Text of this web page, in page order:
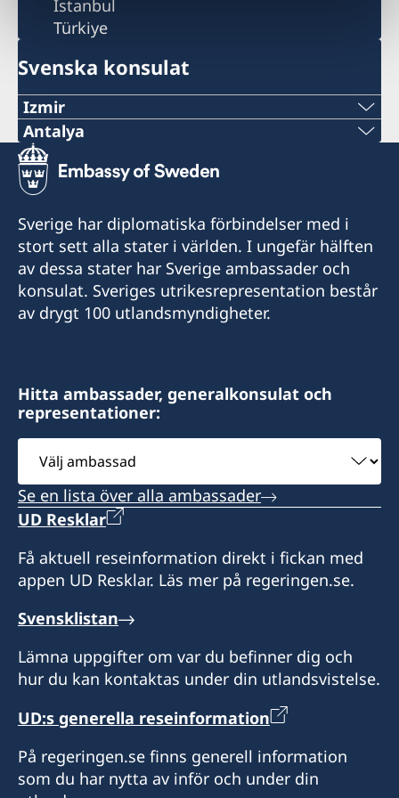
Istanbul
Türkiye
Svenska konsulat
Izmir
Telefonnummer
+90 549 211 79 91
E-postadress
consul@swedenizmir.com
Telefontid:
måndag - fredag kl. 09.00-15.00.
hör av dig på mail med dina frågor.
Konsulatet i Izmie kan utlämna pass, ID-kort
och körkort som sökts vid en ambassad eller
polismyndighet i Sverige.
Vid lokala helgdagar håller som regel
honorärkonsulatet stängt. Skriv mail och fråga
innan du beger dig dit.
Språk: turkiska, engelska och franska.
Honorärkonsul
Feyzi Kaya
Antalya
Telefonnummer
+90 546 242 42 77
E-postadress
consulatesweden@gmail.com
Honorärkonsulatet tar endast emot besökare
efter tidsbokning. Vänligen ring i förväg eller
hör av dig på mail med dina frågor.
Konsulatet i Antalya kan utlämna pass, ID-kort
och körkort som sökts vid en ambassad eller
polismyndighet i Sverige. Konsulatet kan även
utfärda provisoriska pass.
regel stängt. Ring innan du beger dig dit.
Språk: turkiska och engelska
Honorärkonsul
Başak Akıncı
Sverige har diplomatiska förbindelser med i
stort sett alla stater i världen. I ungefär hälften
av dessa stater har Sverige ambassader och
konsulat. Sveriges utrikesrepresentation består
av drygt 100 utlandsmyndigheter.
Hitta ambassader, generalkonsulat och
representationer:
Välj
ambassad
Se en lista över alla ambassader
UD Resklar
Få aktuell reseinformation direkt i fickan med
appen UD Resklar. Läs mer på regeringen.se.
Svensklistan
Lämna uppgifter om var du befinner dig och
hur du kan kontaktas under din utlandsvistelse.
UD:s generella reseinformation
På regeringen.se finns generell information
som du har nytta av inför och under din